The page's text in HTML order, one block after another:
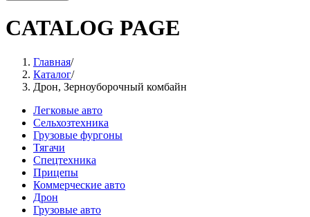
CATALOG PAGE
Главная/
Каталог/
Дрон, Зерноуборочный комбайн
Легковые авто
Сельхозтехника
Грузовые фургоны
Тягачи
Спецтехника
Прицепы
Коммерческие авто
Дрон
Грузовые авто